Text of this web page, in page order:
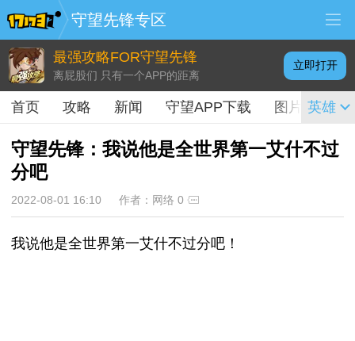
守望先锋专区
最强攻略FOR守望先锋
离屁股们 只有一个APP的距离
立即打开
首页 攻略 新闻 守望APP下载 图片 视频
英雄
守望先锋：我说他是全世界第一艾什不过
分吧
2022-08-01 16:10 作者：网络 0
我说他是全世界第一艾什不过分吧！